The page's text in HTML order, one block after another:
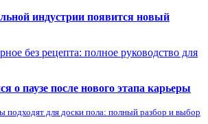
индустрии появится новый
без рецепта: полное руководство для
о паузе после нового этапа карьеры
подходят для доски пола: полный разбор и выбор